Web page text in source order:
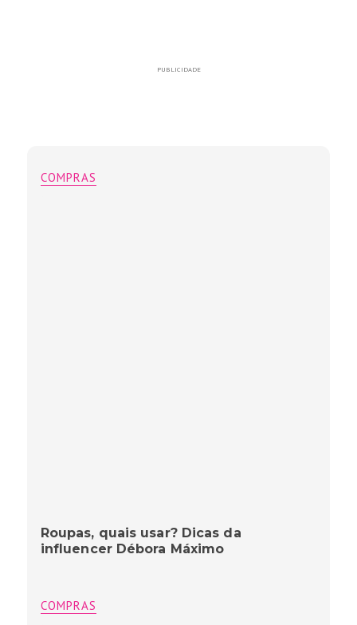
PUBLICIDADE
COMPRAS
Roupas, quais usar? Dicas da
influencer Débora Máximo
COMPRAS